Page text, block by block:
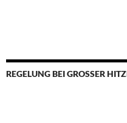
REGELUNG BEI GROSSER HITZE